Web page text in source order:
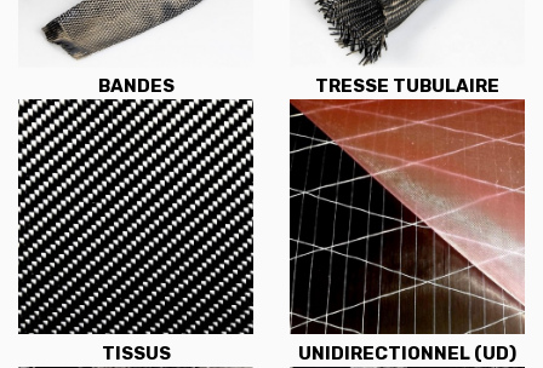
BANDES TRESSE TUBULAIRE
TISSUS UNIDIRECTIONNEL (UD)